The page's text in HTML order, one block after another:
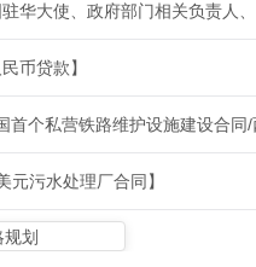
华大使、政府部门相关负责人
币贷款】
首个私营铁路维护设施建设合
元污水处理厂合同】